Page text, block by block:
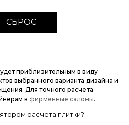
приблизительным в виду
выбранного варианта дизайна и
Для точного расчета
в фирменные салоны.
расчета плитки?